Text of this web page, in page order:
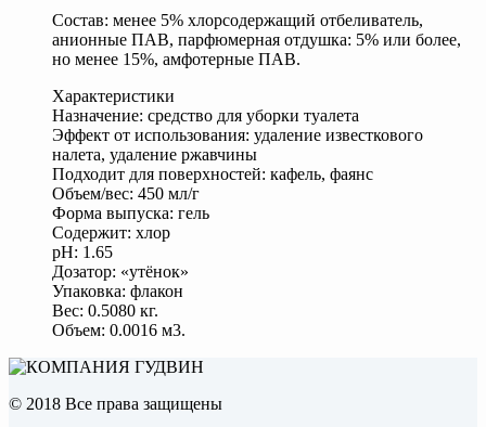
Состав: менее 5% хлорсодержащий отбеливатель,
анионные ПАВ, парфюмерная отдушка: 5% или более,
но менее 15%, амфотерные ПАВ.
Характеристики
Назначение: средство для уборки туалета
Эффект от использования: удаление известкового
налета, удаление ржавчины
Подходит для поверхностей: кафель, фаянс
Объем/вес: 450 мл/г
Форма выпуска: гель
Содержит: хлор
pH: 1.65
Дозатор: «утёнок»
Упаковка: флакон
Вес: 0.5080 кг.
Объем: 0.0016 м3.
© 2018 Все права защищены